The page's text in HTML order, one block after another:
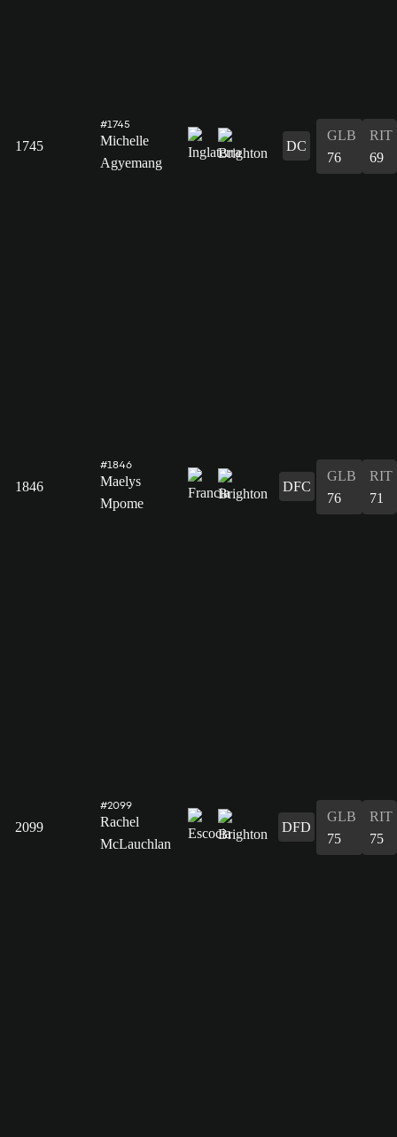
1745
#1745
Michelle
Agyemang
DC
GLB
76
RIT
69
1846
#1846
Maelys
Mpome
DFC
GLB
76
RIT
71
2099
#2099
Rachel
McLauchlan
DFD
GLB
75
RIT
75